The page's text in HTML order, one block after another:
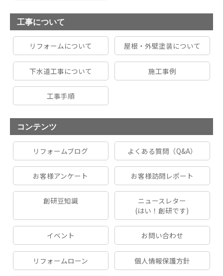
工事について
リフォームについて 屋根・外壁塗装について
下水道工事について 施工事例
工事手順
コンテンツ
リフォームブログ よくある質問（Q&A）
お客様アンケート お客様訪問レポート
創研豆知識
ニュースレター
(はい！創研です)
イベント お問い合わせ
リフォームローン 個人情報保護方針